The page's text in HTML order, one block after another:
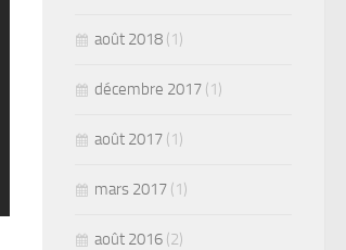
août 2018 (1)
décembre 2017 (1)
août 2017 (1)
mars 2017 (1)
août 2016 (2)